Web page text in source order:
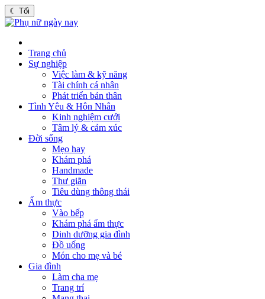
☾ Tối
Trang chủ
Sự nghiệp
Việc làm & kỹ năng
Tài chính cá nhân
Phát triển bản thân
Tình Yêu & Hôn Nhân
Kinh nghiệm cưới
Tâm lý & cảm xúc
Đời sống
Mẹo hay
Khám phá
Handmade
Thư giãn
Tiêu dùng thông thái
Ẩm thực
Vào bếp
Khám phá ẩm thực
Dinh dưỡng gia đình
Đồ uống
Món cho mẹ và bé
Gia đình
Làm cha mẹ
Trang trí